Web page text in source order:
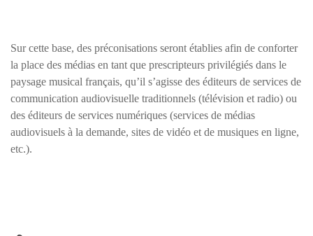
Sur cette base, des préconisations seront établies afin de conforter
la place des médias en tant que prescripteurs privilégiés dans le
paysage musical français, qu’il s’agisse des éditeurs de services de
communication audiovisuelle traditionnels (télévision et radio) ou
des éditeurs de services numériques (services de médias
audiovisuels à la demande, sites de vidéo et de musiques en ligne,
etc.).